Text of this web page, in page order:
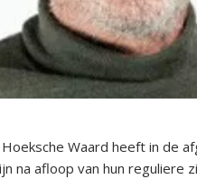
Waard heeft in de
na afloop van hun